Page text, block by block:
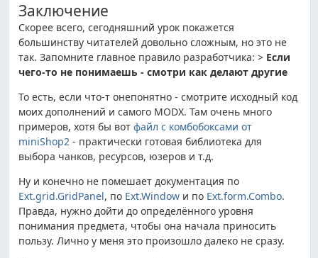
Заключение
Скорее всего, сегодняшний урок покажется
большинству читателей довольно сложным, но это не
так. Запомните главное правило разработчика: > Если
чего-то не понимаешь - смотри как делают другие
То есть, если что-т онепонятно - смотрите исходный код
моих дополнений и самого MODX. Там очень много
примеров, хотя бы вот файл с комбобоксами от
miniShop2- практически готовая библиотека для
выбора чанков, ресурсов, юзеров и т.д.
Ну и конечно не помешает документация по
Ext.grid.GridPanel, по Ext.Windowи по Ext.form.Combo.
Правда, нужно дойти до определённого уровня
понимания предмета, чтобы она начала приносить
пользу. Лично у меня это произошло далеко не сразу.